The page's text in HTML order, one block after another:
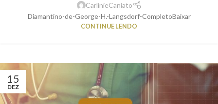
CarlinieCaniato
Diamantino-de-George-H.-Langsdorf-CompletoBaixar
CONTINUE LENDO
15
DEZ